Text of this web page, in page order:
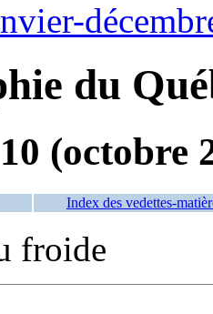
du
(octobre
Index des vedettes-
froide